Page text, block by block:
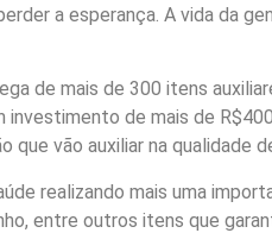
a esperança. A vida da
de mais de 300 itens
de mais de
que vão auxiliar na qualidade
realizando mais uma
entre outros itens que